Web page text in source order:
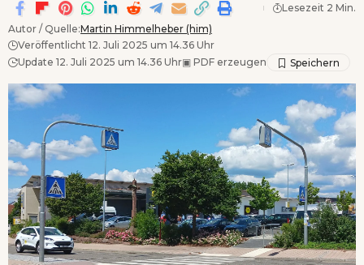
Autor / Quelle:Martin Himmelheber (him)
Veröffentlicht 12. Juli 2025 um 14.36 Uhr
Update 12. Juli 2025 um 14.36 Uhr▣ PDF erzeugen
Lesezeit 2 Min.